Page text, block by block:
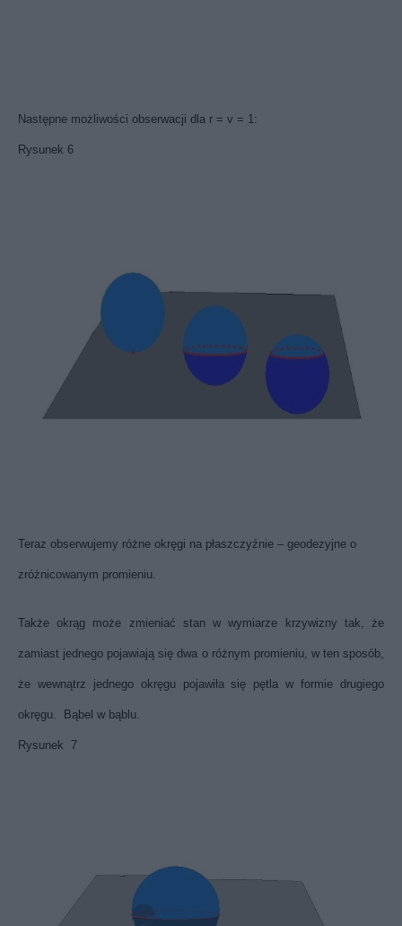
Następne możliwości obserwacji dla r = v = 1:
Rysunek 6
Teraz obserwujemy różne okręgi na płaszczyźnie – geodezyjne o
zróżnicowanym promieniu.
Także okrąg może zmieniać stan w wymiarze krzywizny tak, że
zamiast jednego pojawiają się dwa o różnym promieniu, w ten sposób,
że wewnątrz jednego okręgu pojawiła się pętla w formie drugiego
okręgu. Bąbel w bąblu.
Rysunek 7